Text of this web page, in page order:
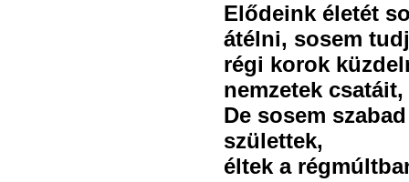
Elődeink életét
átélni, sosem
régi korok
nemzetek
De sosem
születtek,
éltek a